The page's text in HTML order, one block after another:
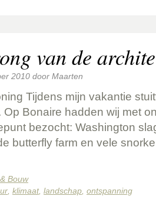
van de
2010 door Maarten
Tijdens mijn vakantie
Op Bonaire hadden wij met
bezocht: Washington
butterfly farm en vele
Bouw
klimaat, landschap ontspanning